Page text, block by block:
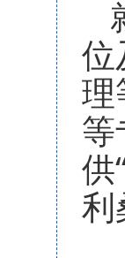
位
理
供
利